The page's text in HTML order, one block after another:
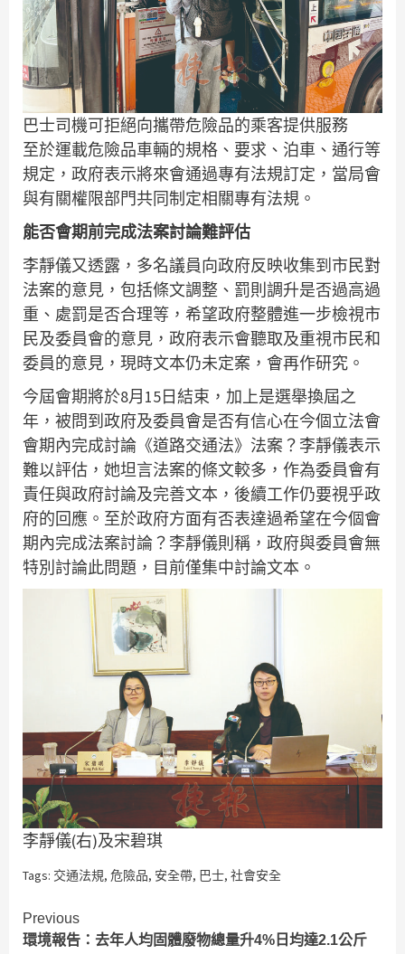
巴士司機可拒絕向攜帶危險品的乘客提供服務
至於運載危險品車輛的規格、要求、泊車、通行等
規定，政府表示將來會通過專有法規訂定，當局會
與有關權限部門共同制定相關專有法規。
能否會期前完成法案討論難評估
李靜儀又透露，多名議員向政府反映收集到市民對
法案的意見，包括條文調整、罰則調升是否過高過
重、處罰是否合理等，希望政府整體進一步檢視市
民及委員會的意見，政府表示會聽取及重視市民和
委員的意見，現時文本仍未定案，會再作研究。
今屆會期將於8月15日結束，加上是選舉換屆之
年，被問到政府及委員會是否有信心在今個立法會
會期內完成討論《道路交通法》法案？李靜儀表示
難以評估，她坦言法案的條文較多，作為委員會有
責任與政府討論及完善文本，後續工作仍要視乎政
府的回應。至於政府方面有否表達過希望在今個會
期內完成法案討論？李靜儀則稱，政府與委員會無
特別討論此問題，目前僅集中討論文本。
李靜儀(右)及宋碧琪
Tags: 交通法規, 危險品, 安全帶, 巴士, 社會安全
Continue
Previous
環境報告：去年人均固體廢物總量升4%日均達2.1公斤